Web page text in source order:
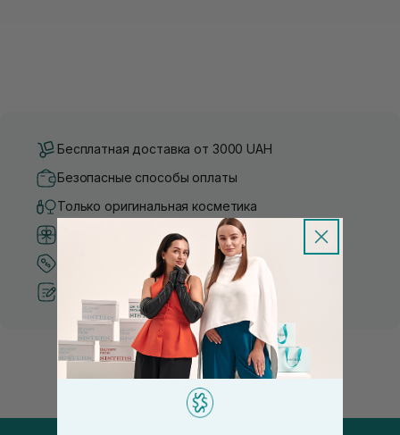
Бесплатная доставка от 3000 UAH
Безопасные способы оплаты
Только оригинальная косметика
Система бонусов и лояльности
Лучшие цены и топ товары
Рекомендации от косметологов